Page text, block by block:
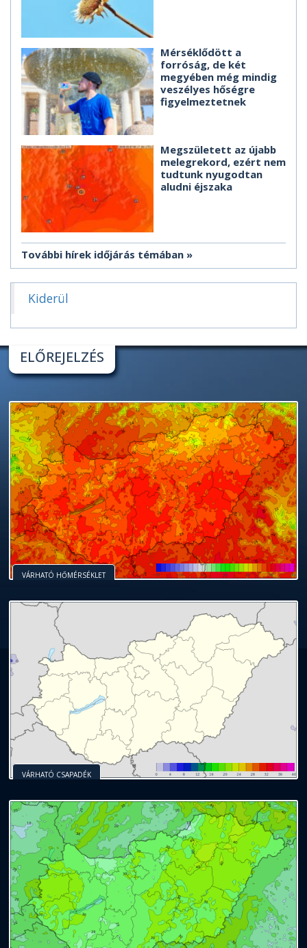
Mérséklődött a
forróság, de két
megyében még mindig
veszélyes hőségre
figyelmeztetnek
Megszületett az újabb
melegrekord, ezért nem
tudtunk nyugodtan
aludni éjszaka
További hírek időjárás témában
Kiderül
ELŐREJELZÉS
VÁRHATÓ HŐMÉRSÉKLET
VÁRHATÓ CSAPADÉK